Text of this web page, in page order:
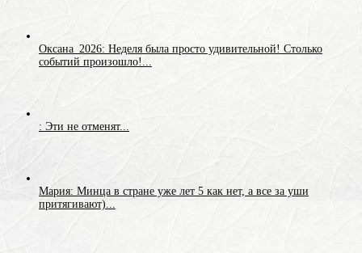
Оксана_2026: Неделя была просто удивительной! Столько
событий произошло!...
: Эти не отменят...
Мария: Минца в стране уже лет 5 как нет, а все за уши
притягивают)...